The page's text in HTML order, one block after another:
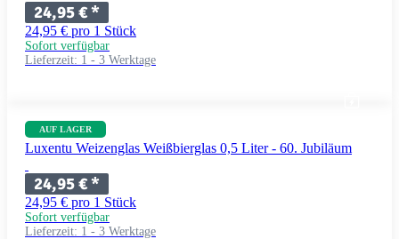
24,95 €*
24,95 € pro 1 Stück
Sofort verfügbar
Lieferzeit: 1 - 3 Werktage
AUF LAGER
Luxentu Weizenglas Weißbierglas 0,5 Liter - 60. Jubiläum
24,95 €*
24,95 € pro 1 Stück
Sofort verfügbar
Lieferzeit: 1 - 3 Werktage